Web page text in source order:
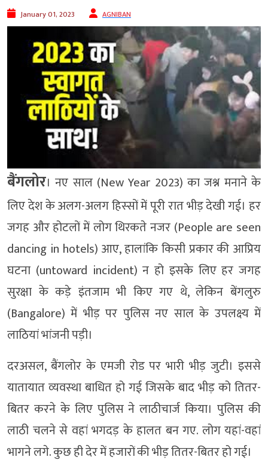
January 01, 2023 AGNIBAN
बैंगलोर। नए साल (New Year 2023) का जश्न मनाने के
लिए देश के अलग-अलग हिस्‍सों में पूरी रात भीड़ देखी गई। हर
जगह और होटलों में लोग थिरकते नजर (People are seen
dancing in hotels) आए, हालांकि किसी प्रकार की आप्रिय
घटना (untoward incident) न हो इसके लिए हर जगह
सुरक्षा के कड़े इंतजाम भी किए गए थे, लेकिन बेंगलुरु
(Bangalore) में भीड़ पर पुलिस नए साल के उपलक्ष्‍य में
लाठियां भांजनी पड़ी।
दरअसल, बैंगलोर के एमजी रोड पर भारी भीड़ जुटी। इससे
यातायात व्‍यवस्‍था बाधित हो गई जिसके बाद भीड़ को तितर-
बितर करने के लिए पुलिस ने लाठीचार्ज किया। पुलिस की
लाठी चलने से वहां भगदड़ के हालत बन गए. लोग यहां-वहां
भागने लगे. कुछ ही देर में हजारों की भीड़ तितर-बितर हो गई।